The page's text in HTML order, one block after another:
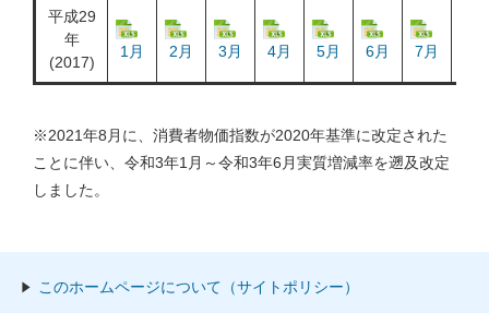
平成29
年
(2017)
1月 2月 3月 4月 5月 6月 7月
※2021年8月に、消費者物価指数が2020年基準に改定された
ことに伴い、令和3年1月～令和3年6月実質増減率を遡及改定
しました。
このホームページについて（サイトポリシー）